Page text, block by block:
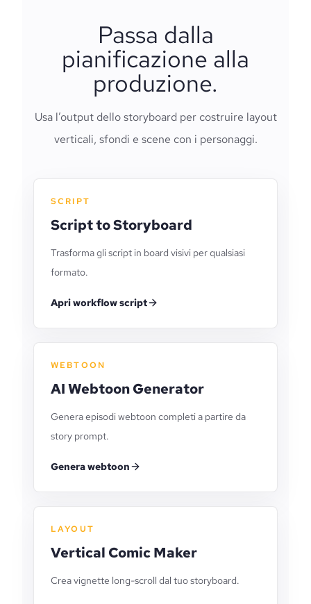
Passa dalla
pianificazione alla
produzione.
Usa l’output dello storyboard per costruire layout
verticali, sfondi e scene con i personaggi.
SCRIPT
Script to Storyboard
Trasforma gli script in board visivi per qualsiasi
formato.
Apri workflow script
WEBTOON
AI Webtoon Generator
Genera episodi webtoon completi a partire da
story prompt.
Genera webtoon
LAYOUT
Vertical Comic Maker
Crea vignette long-scroll dal tuo storyboard.